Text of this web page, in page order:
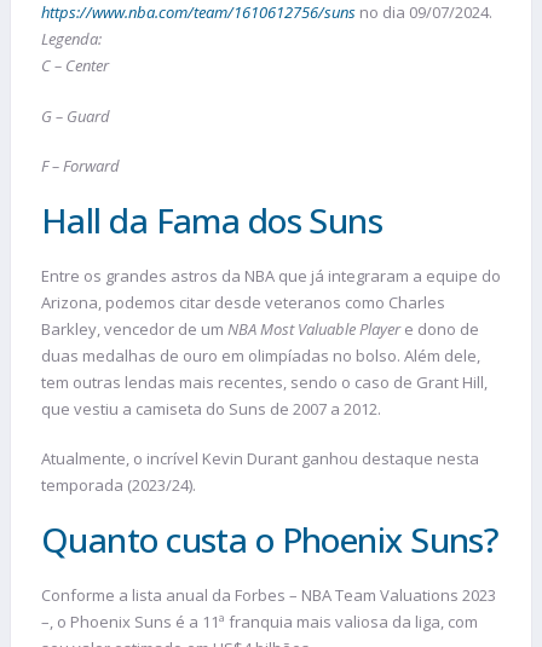
https://www.nba.com/team/1610612756/suns no dia 09/07/2024.
Legenda:
C – Center
G – Guard
F – Forward
Hall da Fama dos Suns
Entre os grandes astros da NBA que já integraram a equipe do
Arizona, podemos citar desde veteranos como Charles
Barkley, vencedor de um NBA Most Valuable Playere dono de
duas medalhas de ouro em olimpíadas no bolso. Além dele,
tem outras lendas mais recentes, sendo o caso de Grant Hill,
que vestiu a camiseta do Suns de 2007 a 2012.
Atualmente, o incrível Kevin Durant ganhou destaque nesta
temporada (2023/24).
Quanto custa o Phoenix Suns?
Conforme a lista anual da Forbes – NBA Team Valuations 2023
–, o Phoenix Suns é a 11ª franquia mais valiosa da liga, com